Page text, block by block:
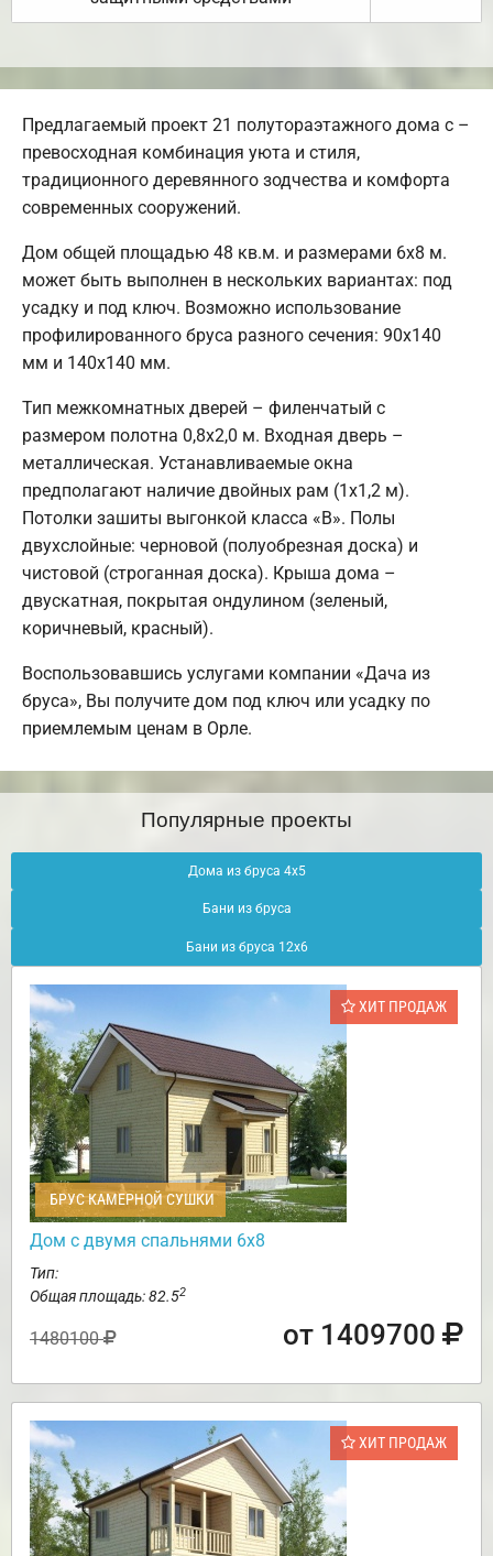
Предлагаемый проект 21 полутораэтажного дома с –
превосходная комбинация уюта и стиля,
традиционного деревянного зодчества и комфорта
современных сооружений.
Дом общей площадью 48 кв.м. и размерами 6х8 м.
может быть выполнен в нескольких вариантах: под
усадку и под ключ. Возможно использование
профилированного бруса разного сечения: 90х140
мм и 140х140 мм.
Тип межкомнатных дверей – филенчатый с
размером полотна 0,8х2,0 м. Входная дверь –
металлическая. Устанавливаемые окна
предполагают наличие двойных рам (1х1,2 м).
Потолки зашиты выгонкой класса «В». Полы
двухслойные: черновой (полуобрезная доска) и
чистовой (строганная доска). Крыша дома –
двускатная, покрытая ондулином (зеленый,
коричневый, красный).
Воспользовавшись услугами компании «Дача из
бруса», Вы получите дом под ключ или усадку по
приемлемым ценам в Орле.
Популярные проекты
Дома из бруса 4х5
Бани из бруса
Бани из бруса 12х6
ХИТ ПРОДАЖ
БРУС КАМЕРНОЙ СУШКИ
Дом с двумя спальнями 6х8
Тип:
Общая площадь: 82.52
1480100 от 1409700
ХИТ ПРОДАЖ